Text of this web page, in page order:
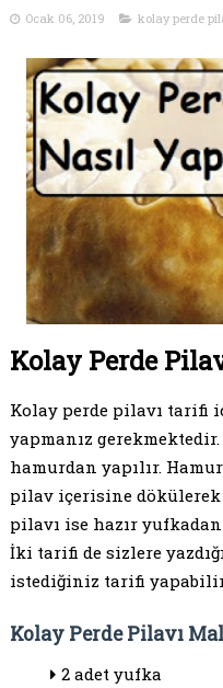
Ocak 06, 2019 kolay perde
Kolay Perde
Kolay perde pilavı
yapmanız
hamurdan yapılır.
pilav içerisine dökülerek
pilavı ise hazır
İki tarifi de sizlere
istediğiniz tarifi
Kolay Perde Pilavı
2 adet yufka